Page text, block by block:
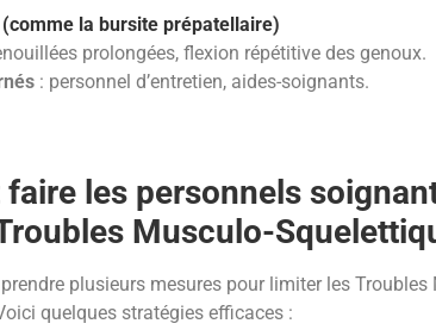
la bursite prépatellaire)
prolongées, flexion répétitive des genoux.
: personnel d’entretien, aides-soignants.
faire les personnels
Musculo-
plusieurs mesures pour limiter les
quelques stratégies efficaces :